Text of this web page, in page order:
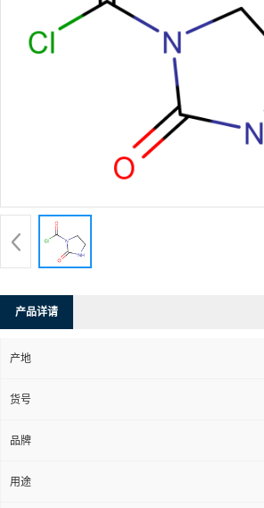
产品详请
产地
货号
品牌
用途